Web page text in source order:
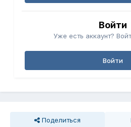
Войти
Уже есть аккаунт?
Войти
Поделиться